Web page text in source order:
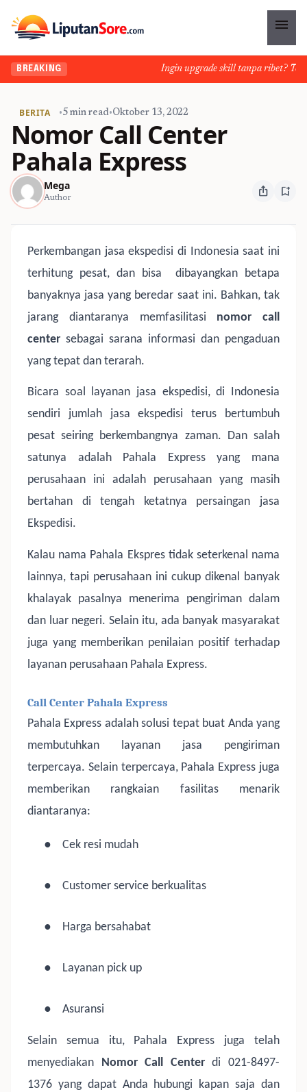
menu
BREAKING Ingin upgrade skill tanpa ribet?
BERITA •5 min read•Oktober 13, 2022
Nomor Call Center
Pahala Express
Mega
Author ios_share bookmark_add
Perkembangan jasa ekspedisi di Indonesia saat ini
terhitung pesat, dan bisa
dibayangkan betapa
banyaknya jasa yang beredar saat ini. Bahkan, tak
jarang diantaranya memfasilitasi nomor call
center sebagai sarana informasi dan pengaduan
yang tepat dan terarah.
Bicara soal layanan jasa ekspedisi, di Indonesia
sendiri jumlah jasa ekspedisi terus bertumbuh
pesat seiring berkembangnya zaman. Dan salah
satunya adalah Pahala Express yang mana
perusahaan ini adalah perusahaan yang masih
bertahan di tengah ketatnya persaingan jasa
Ekspedisi.
Kalau nama Pahala Ekspres tidak seterkenal nama
lainnya, tapi perusahaan ini cukup dikenal banyak
khalayak pasalnya menerima pengiriman dalam
dan luar negeri. Selain itu, ada banyak masyarakat
juga yang memberikan penilaian positif terhadap
layanan perusahaan Pahala Express.
Call Center Pahala Express
Pahala Express adalah solusi tepat buat Anda yang
membutuhkan layanan jasa pengiriman
terpercaya. Selain terpercaya, Pahala Express juga
memberikan rangkaian fasilitas menarik
diantaranya:
● Cek resi mudah
● Customer service berkualitas
● Harga bersahabat
● Layanan pick up
● Asuransi
Selain semua itu, Pahala Express juga telah
menyediakan
Nomor Call Centerdi 021-8497-
1376 yang dapat Anda hubungi kapan saja dan